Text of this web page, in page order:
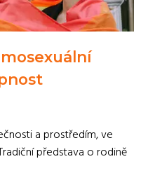
a prostředím, ve
představa o rodině